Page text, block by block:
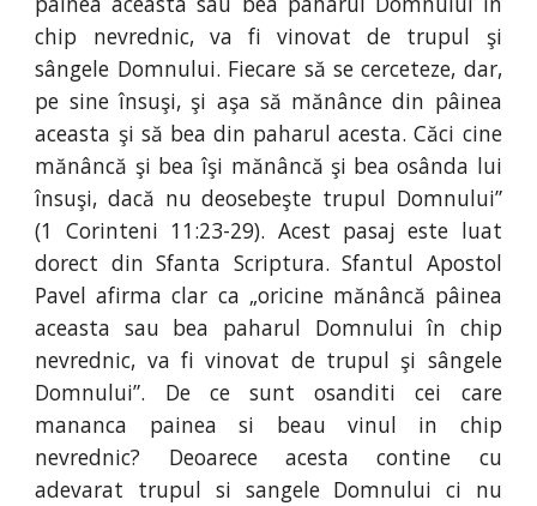
chip nevrednic, va fi vinovat de trupul şi
sângele Domnului. Fiecare să se cerceteze, dar,
pe sine însuşi, şi aşa să mănânce din pâinea
aceasta şi să bea din paharul acesta. Căci cine
mănâncă şi bea îşi mănâncă şi bea osânda lui
însuşi, dacă nu deosebeşte trupul Domnului”
(1 Corinteni 11:23-29). Acest pasaj este luat
dorect din Sfanta Scriptura. Sfantul Apostol
Pavel afirma clar ca „oricine mănâncă pâinea
aceasta sau bea paharul Domnului în chip
nevrednic, va fi vinovat de trupul şi sângele
Domnului”. De ce sunt osanditi cei care
mananca painea si beau vinul in chip
nevrednic? Deoarece acesta contine cu
adevarat trupul si sangele Domnului ci nu